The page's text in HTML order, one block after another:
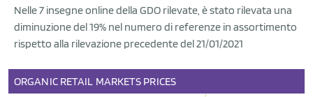
Nelle 7 insegne online della GDO rilevate, è stato rilevata una
diminuzione del 19% nel numero di referenze in assortimento
rispetto alla rilevazione precedente del 21/01/2021
ORGANIC RETAIL MARKETS PRICES